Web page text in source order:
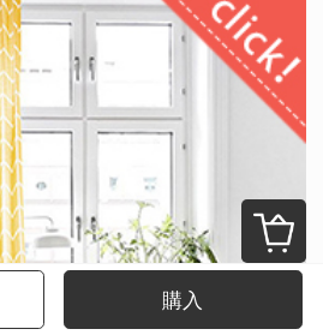
購入